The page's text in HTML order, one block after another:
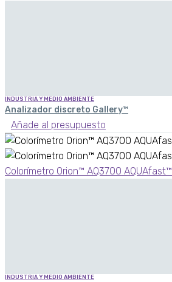
INDUSTRIA Y MEDIO AMBIENTE
Analizador discreto Gallery™
Añade al presupuesto
Colorímetro Orion™ AQ3700 AQUAfast™
INDUSTRIA Y MEDIO AMBIENTE